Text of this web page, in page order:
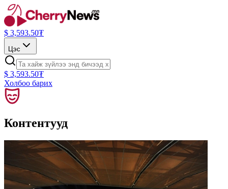
$ 3,593.50₮
Цэс
$ 3,593.50₮
Холбоо барих
Контентууд